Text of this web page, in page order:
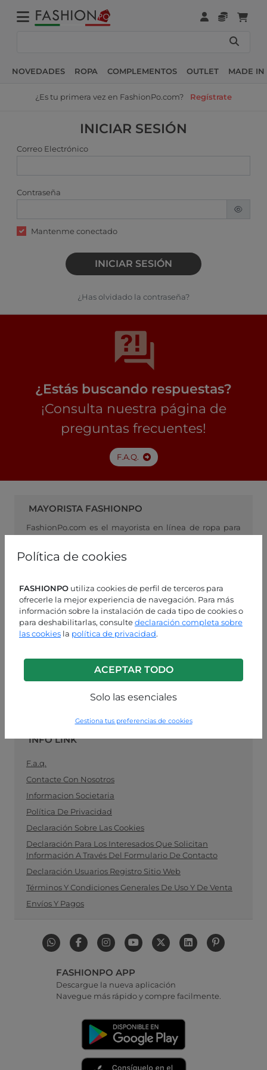
Política de cookies
FASHIONPO utiliza cookies de perfil de terceros para
ofrecerle la mejor experiencia de navegación. Para más
información sobre la instalación de cada tipo de cookies o
para deshabilitarlas, consultedeclaración completa sobre
las cookies la política de privacidad.
ACEPTAR TODO
Solo las esenciales
Gestiona tus preferencias de cookies
NOVEDADES ROPA COMPLEMENTOS OUTLET MADE IN
¿Es tu primera vez en FashionPo.com? Regístrate
INICIAR SESIÓN
Correo Electrónico
Contraseña
Mantenme conectado
INICIAR SESIÓN
¿Has olvidado la contraseña?
¿Estás buscando respuestas?
¡Consulta nuestra página de
preguntas frecuentes!
F.A.Q.
MAYORISTA FASHIONPO
FashionPo.com es el mayorista en línea de ropa para
vínculo ideal entre los fabricantes de ropa para
mujeres y los minoristas. Compre sus suministros de
manténgase al día con la última moda.
ASISTENCIA AL CLIENTE
LUN-VIE 9:00 - 13:00 / 14:00 - 18:00
+39 0574 729286
Contacta con nosotros en WhatsApp
INFO LINK
F.a.q.
Contacte Con Nosotros
Informacion Societaria
Política De Privacidad
Declaración Sobre Las Cookies
Declaración Para Los Interesados Que Solicitan
Información A Través Del Formulario De Contacto
Declaración Usuarios Registro Sitio Web
Términos Y Condiciones Generales De Uso Y De Venta
Envíos Y Pagos
FASHIONPO APP
Descargue la nueva aplicación
Navegue más rápido y compre facilmente.